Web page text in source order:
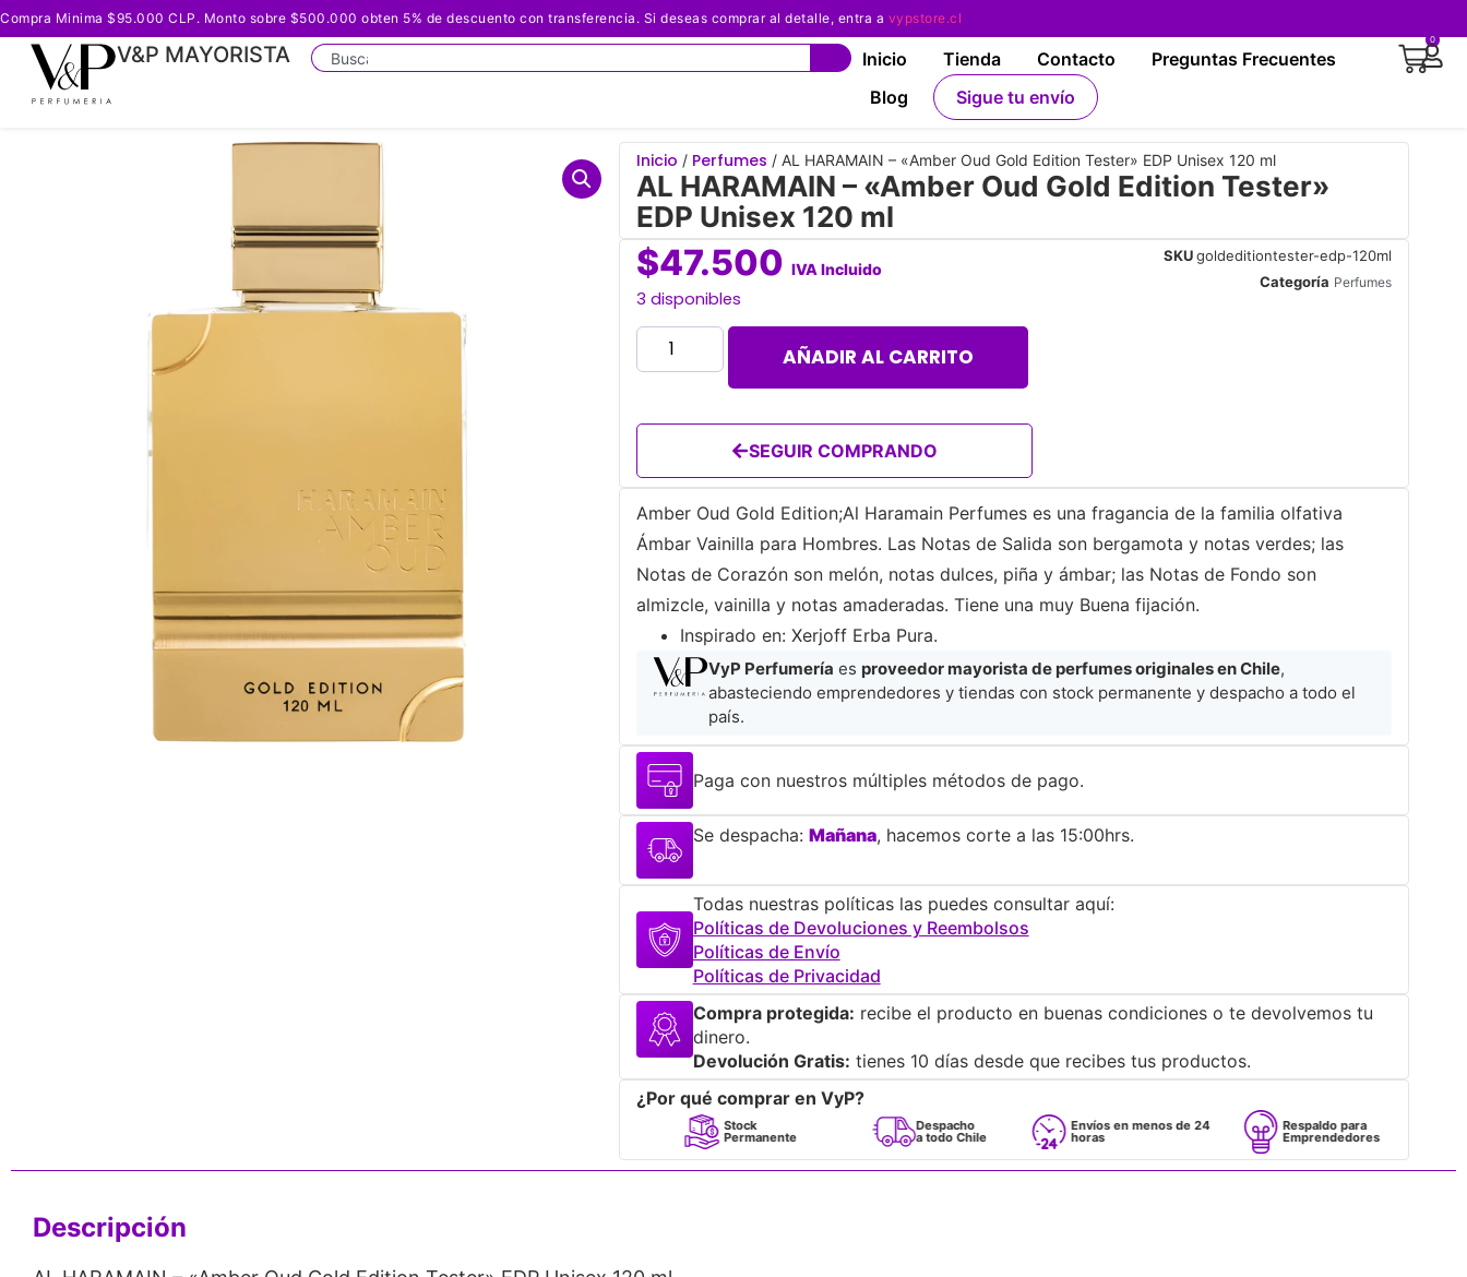
Compra Minima $95.000 CLP. Monto sobre $500.000 obten 5% de descuento con transferencia. Si deseas comprar al detalle, entra a vypstore.cl
V&P MAYORISTA Inicio Tienda Contacto
Preguntas Frecuentes
Blog
Sigue tu envío
0
Inicio / Perfumes / AL HARAMAIN – «Amber Oud Gold Edition Tester» EDP Unisex 120 ml
AL HARAMAIN – «Amber Oud Gold Edition Tester»
EDP Unisex 120 ml
$47.500 IVA Incluido
3 disponibles
AÑADIR AL CARRITO
SEGUIR COMPRANDO
SKUgoldeditiontester-edp-120ml
Categoría Perfumes
Amber Oud Gold Edition;Al Haramain Perfumes es una fragancia de la familia olfativa
Ámbar Vainilla para Hombres. Las Notas de Salida son bergamota y notas verdes; las
Notas de Corazón son melón, notas dulces, piña y ámbar; las Notas de Fondo son
almizcle, vainilla y notas amaderadas. Tiene una muy Buena fijación.
​Inspirado en: Xerjoff Erba Pura.​
VyP Perfumería es proveedor mayorista de perfumes originales en Chile,
abasteciendo emprendedores y tiendas con stock permanente y despacho a todo el
país.
Paga con nuestros múltiples métodos de pago.
Se despacha: Mañana, hacemos corte a las 15:00hrs.
Todas nuestras políticas las puedes consultar aquí:
Políticas de Devoluciones y Reembolsos
Políticas de Envío
Políticas de Privacidad
Compra protegida: recibe el producto en buenas condiciones o te devolvemos tu
dinero.
Devolución Gratis: tienes 10 días desde que recibes tus productos.
¿Por qué comprar en VyP?
Stock
Permanente
Despacho
a todo Chile
Envíos en menos de 24
horas
Respaldo para
Emprendedores
Descripción